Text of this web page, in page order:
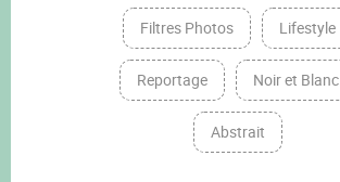
Filtres Photos Lifestyle
Reportage Noir et Blanc
Abstrait